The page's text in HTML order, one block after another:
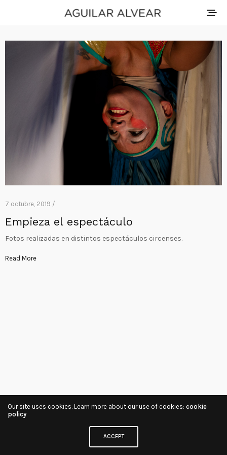
7 octubre, 2019 /
Empieza el espectáculo
Fotos realizadas en distintos espectáculos circenses.
Read More
Our site uses cookies. Learn more about our use of cookies: cookie
policy
ACCEPT